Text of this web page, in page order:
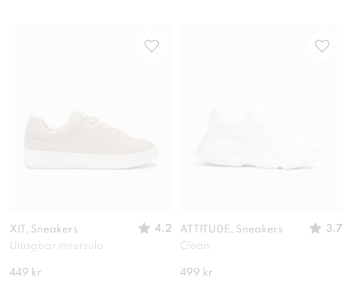
XIT, Sneakers
4.2
Uttagbar innersula
449 kr
ATTITUDE, Sneakers
3.7
Clean
499 kr